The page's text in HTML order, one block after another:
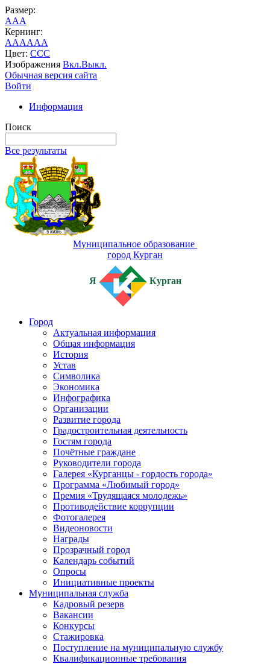
Размер:
AAA
Кернинг:
AAAAAA
Цвет: CCC
Изображения Вкл.Выкл.
Обычная версия сайта
Войти
Информация
Поиск
Все результаты
Муниципальное образование
город Курган
Я Курган
Город
Актуальная информация
Общая информация
История
Устав
Символика
Экономика
Инфографика
Организации
Развитие города
Градостроительная деятельность
Гостям города
Почётные граждане
Руководители города
Галерея «Курганцы - гордость города»
Программа «Любимый город»
Премия «Трудящаяся молодежь»
Противодействие коррупции
Фотогалерея
Видеоновости
Награды
Прозрачный город
Календарь событий
Опросы
Инициативные проекты
Муниципальная служба
Кадровый резерв
Вакансии
Конкурсы
Стажировка
Поступление на муниципальную службу
Квалификационные требования